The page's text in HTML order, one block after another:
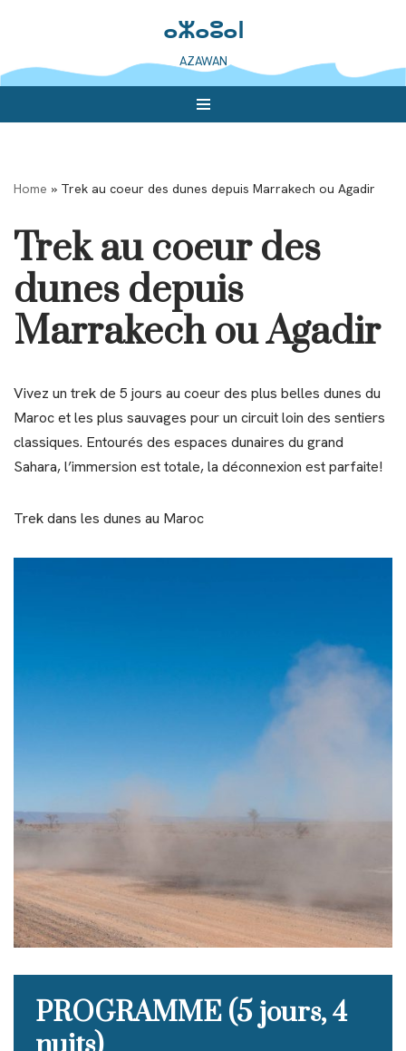
au
ⴰⵣⴰⵓⴰⵏ
AZAWAN
Home » Trek au coeur des dunes depuis Marrakech ou Agadir
Trek au coeur des
dunes depuis
Marrakech ou Agadir
Vivez un trek de 5 jours au coeur des plus belles dunes du
Maroc et les plus sauvages pour un circuit loin des sentiers
classiques. Entourés des espaces dunaires du grand
Sahara, l’immersion est totale, la déconnexion est parfaite!
Trek dans les dunes au Maroc
PROGRAMME (5 jours, 4